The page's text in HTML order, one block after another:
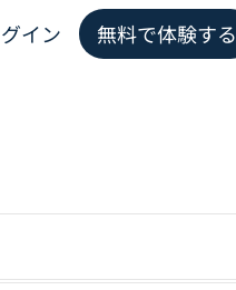
イン 無料で体験する
言語が選択されています。